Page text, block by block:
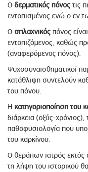
Ο δερματικός πόνοςτις
εντοπισμένος ενώ ο εν
Ο σπλαχνικόςπόνος
εντοπιζόμενος, καθώς
(αναφερόμενος πόνος).
Ψυχοσυναισθηματικοί
κατάθλιψη συντελούν
του πόνου.
Η κατηγοριοποίηση του
διάρκεια (οξύς-
παθοφυσιολογία που
του καρκίνου.
Ο θεράπων ιατρός εκτός
τη λήψη του ιστορικού